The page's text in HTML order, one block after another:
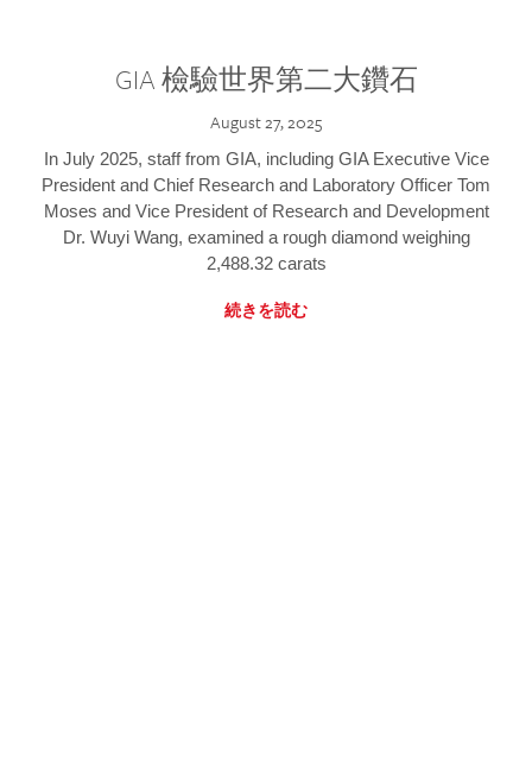
GIA 檢驗世界第二大鑽石
August 27, 2025
In July 2025, staff from GIA, including GIA Executive Vice
President and Chief Research and Laboratory Officer Tom
Moses and Vice President of Research and Development
Dr. Wuyi Wang, examined a rough diamond weighing
2,488.32 carats
続きを読む